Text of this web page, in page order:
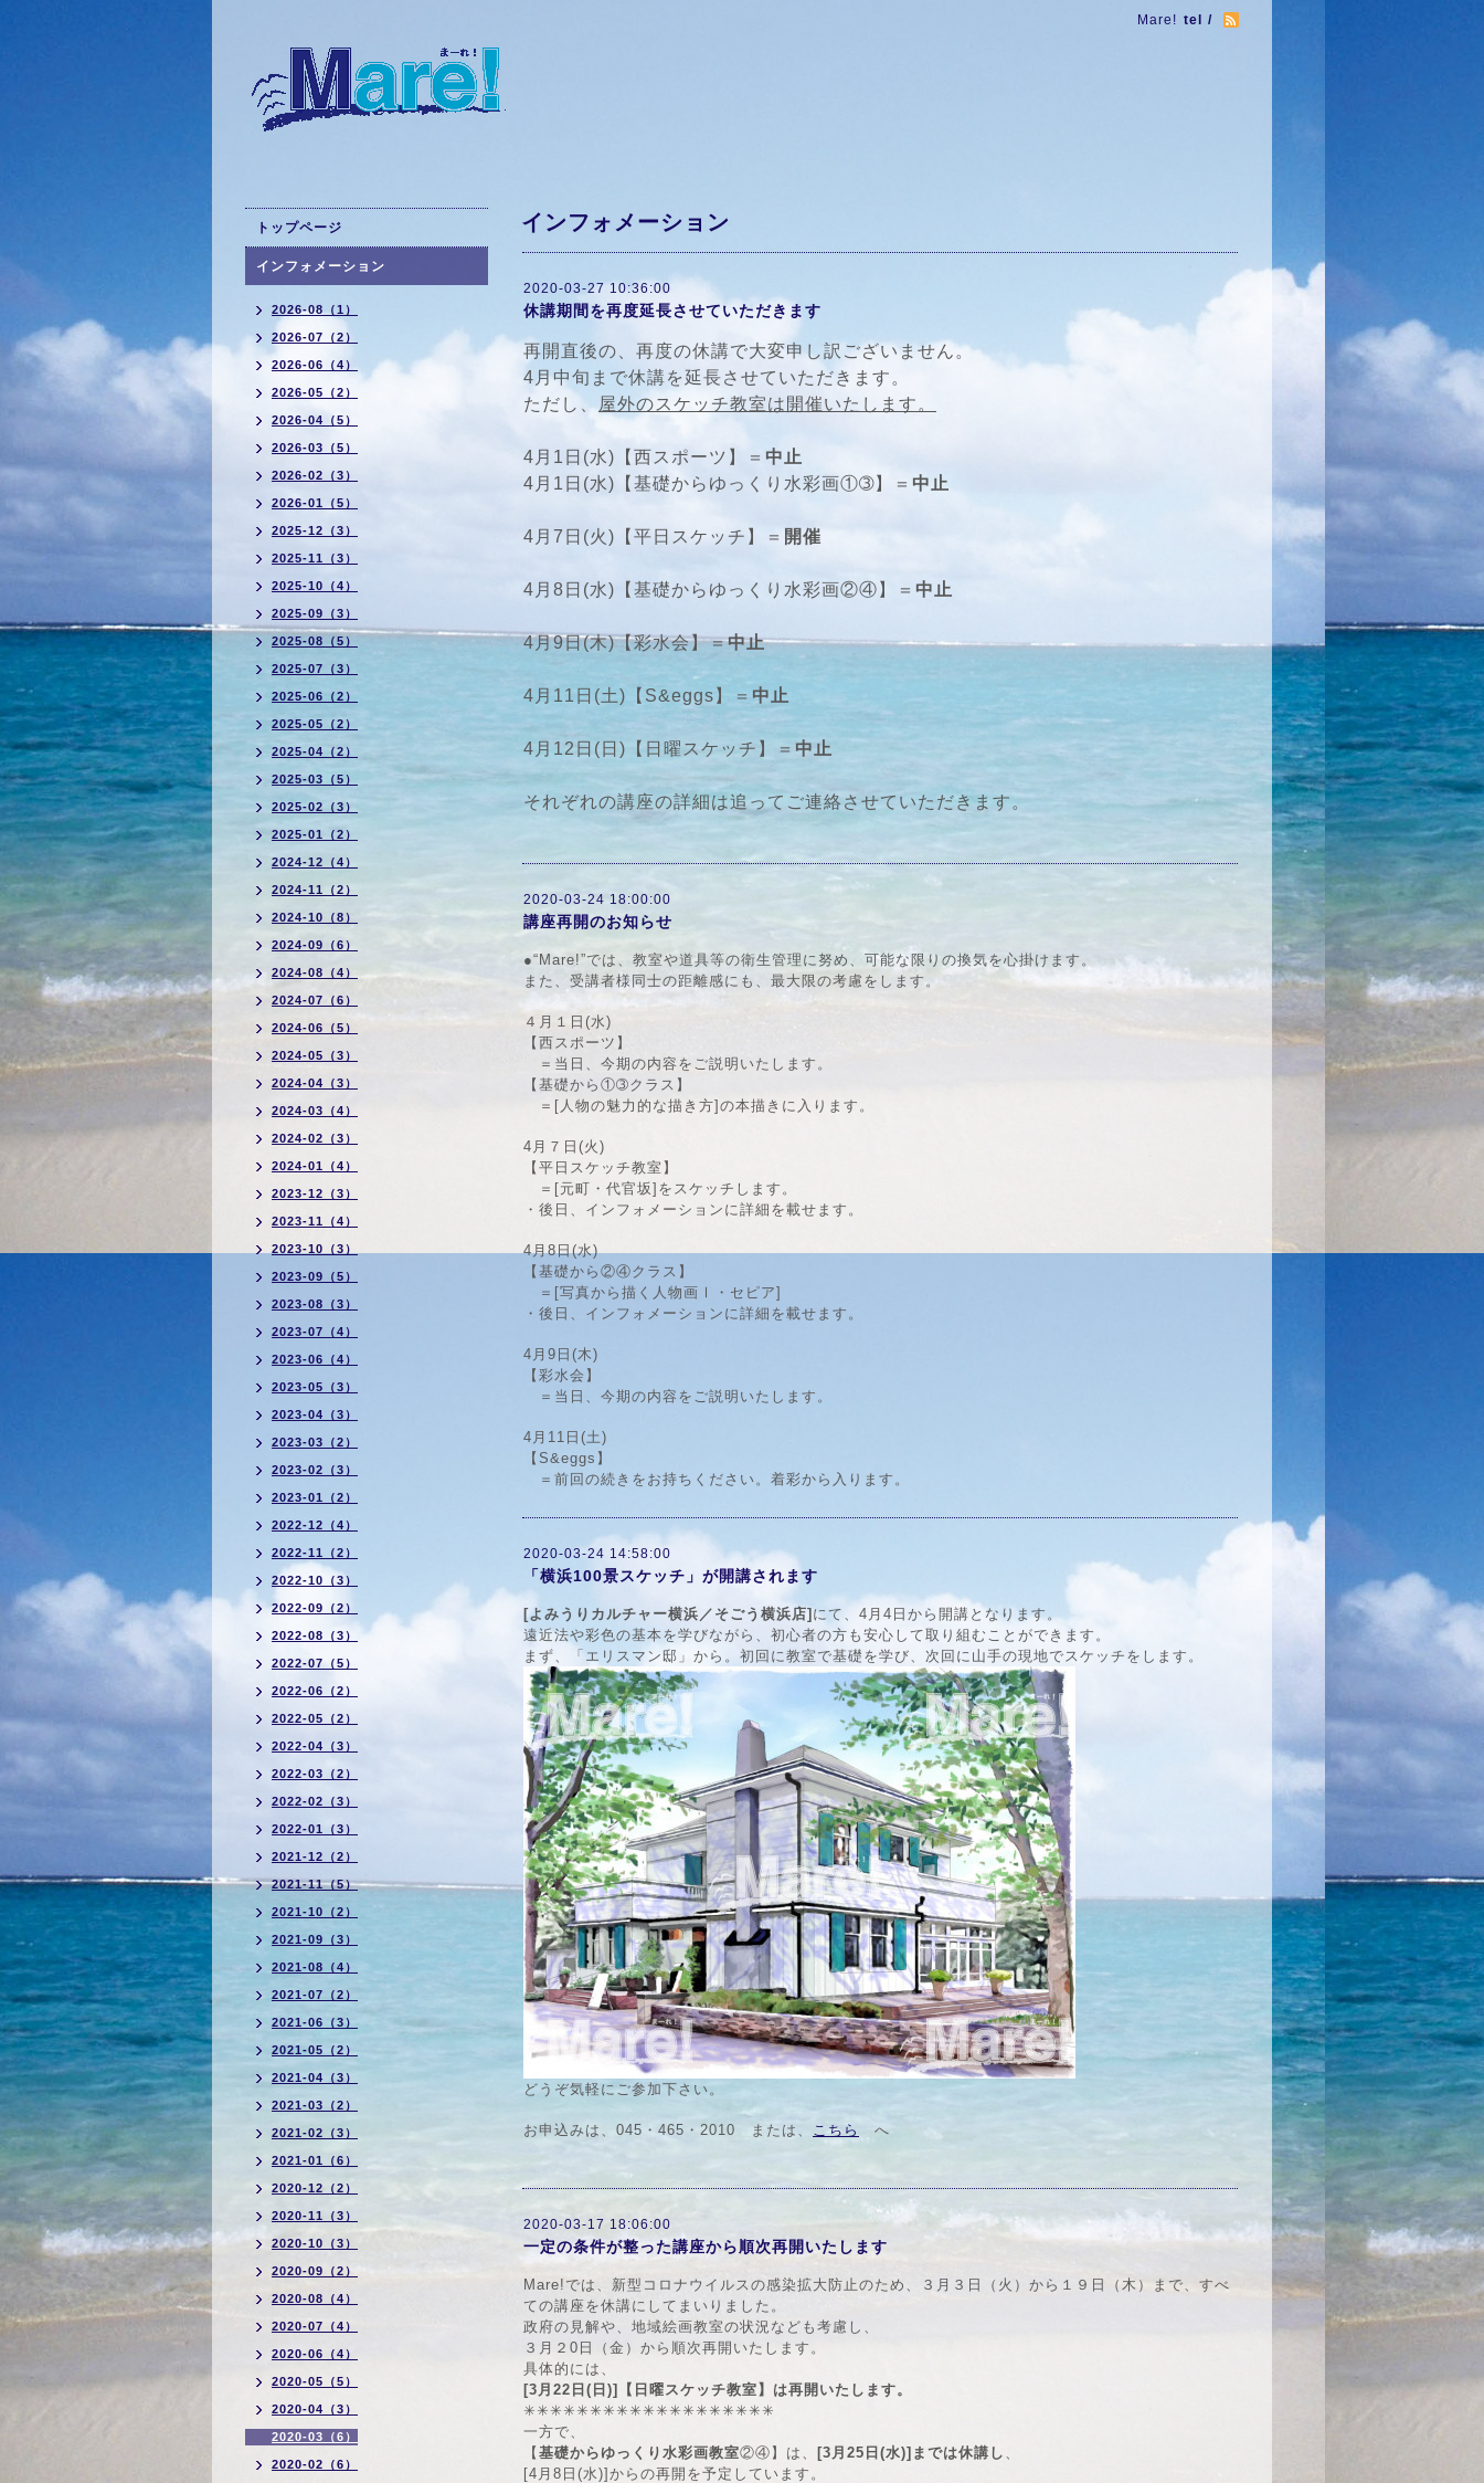
Mare! tel /
インフォメーション
2020-03-27 10:36:00
休講期間を再度延長させていただきます
再開直後の、再度の休講で大変申し訳ございません。
4月中旬まで休講を延長させていただきます。
ただし、
屋外のスケッチ教室は開催いたします。
4月1日(水)【西スポーツ】＝ 中止
4月1日(水)【基礎からゆっくり水彩画①➂】＝ 中止
4月7日(火)【平日スケッチ】＝ 開催
4月8日(水)【基礎からゆっくり水彩画②④】＝ 中止
4月9日(木)【彩水会】＝中止
4月11日(土)【S&eggs】＝ 中止
4月12日(日)【日曜スケッチ】＝ 中止
それぞれの講座の詳細は追ってご連絡させていただきます。
2020-03-24 18:00:00
講座再開のお知らせ
●“Mare!”では、教室や道具等の衛生管理に努め、可能な限りの換気を心掛けます。
また、受講者様同士の距離感にも、最大限の考慮をします。
４月１日(水)
【西スポーツ】
＝当日、今期の内容をご説明いたします。
【基礎から①➂クラス】
＝[人物の魅力的な描き方]の本描きに入ります。
4月７日(火)
【平日スケッチ教室】
＝[元町・代官坂]をスケッチします。
・後日、インフォメーションに詳細を載せます。
4月8日(水)
【基礎から②④クラス】
＝[写真から描く人物画Ⅰ・セピア]
・後日、インフォメーションに詳細を載せます。
4月9日(木)
【彩水会】
＝当日、今期の内容をご説明いたします。
4月11日(土)
【S&eggs】
＝前回の続きをお持ちください。着彩から入ります。
2020-03-24 14:58:00
「横浜100景スケッチ」が開講されます
[よみうりカルチャー横浜／そごう横浜店] にて、4月4日から開講となります。
遠近法や彩色の基本を学びながら、初心者の方も安心して取り組むことができます。
まず、「エリスマン邸」から。初回に教室で基礎を学び、次回に山手の現地でスケッチをします。
どうぞ気軽にご参加下さい。
お申込みは、045・465・2010 または、 こちら へ
2020-03-17 18:06:00
一定の条件が整った講座から順次再開いたします
Mare!では、新型コロナウイルスの感染拡大防止のため、３月３日（火）から１９日（木）まで、すべ
ての講座を休講にしてまいりました。
政府の見解や、地域絵画教室の状況なども考慮し、
３月２0日（金）から順次再開いたします。
具体的には、
[3月22日(日)]【日曜スケッチ教室】は再開いたします。
✳︎✳︎✳︎✳︎✳︎✳︎✳︎✳︎✳︎✳︎✳︎✳︎✳︎✳︎✳︎✳︎✳︎✳︎✳︎
一方で、
【 基礎からゆっくり水彩画教室②④】は、 [3月25日(水)]までは休講し 、
[4月8日(水)]からの再開を予定しています。
トップページ
インフォメーション
2026-08（1）
2026-07（2）
2026-06（4）
2026-05（2）
2026-04（5）
2026-03（5）
2026-02（3）
2026-01（5）
2025-12（3）
2025-11（3）
2025-10（4）
2025-09（3）
2025-08（5）
2025-07（3）
2025-06（2）
2025-05（2）
2025-04（2）
2025-03（5）
2025-02（3）
2025-01（2）
2024-12（4）
2024-11（2）
2024-10（8）
2024-09（6）
2024-08（4）
2024-07（6）
2024-06（5）
2024-05（3）
2024-04（3）
2024-03（4）
2024-02（3）
2024-01（4）
2023-12（3）
2023-11（4）
2023-10（3）
2023-09（5）
2023-08（3）
2023-07（4）
2023-06（4）
2023-05（3）
2023-04（3）
2023-03（2）
2023-02（3）
2023-01（2）
2022-12（4）
2022-11（2）
2022-10（3）
2022-09（2）
2022-08（3）
2022-07（5）
2022-06（2）
2022-05（2）
2022-04（3）
2022-03（2）
2022-02（3）
2022-01（3）
2021-12（2）
2021-11（5）
2021-10（2）
2021-09（3）
2021-08（4）
2021-07（2）
2021-06（3）
2021-05（2）
2021-04（3）
2021-03（2）
2021-02（3）
2021-01（6）
2020-12（2）
2020-11（3）
2020-10（3）
2020-09（2）
2020-08（4）
2020-07（4）
2020-06（4）
2020-05（5）
2020-04（3）
2020-03（6）
2020-02（6）